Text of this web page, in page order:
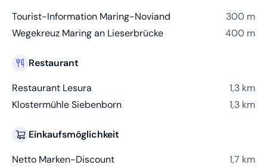
Tourist-Information Maring-Noviand
300 m
Wegekreuz Maring an Lieserbrücke
400 m
Restaurant
Restaurant Lesura
1,3 km
Klostermühle Siebenborn
1,3 km
Einkaufsmöglichkeit
Netto Marken-Discount
1,7 km